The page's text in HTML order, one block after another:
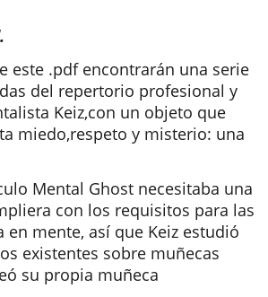
este .pdf encontrarán una serie
del repertorio profesional y
Keiz,con un objeto que
miedo,respeto y misterio: una
Mental Ghost necesitaba una
con los requisitos para las
en mente, así que Keiz estudió
existentes sobre muñecas
su propia muñeca